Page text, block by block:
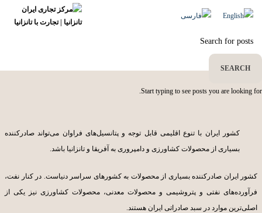
کشور ایران با تنوع اقلیمی قابل توجه و پتانسیل‌های فراوان می‌تواند صادرکننده
بسیاری از محصولات کشاورزی و دامپروری به آفریقا و تانزانیا باشد.
کشور ایران صادرکننده بسیاری از محصولات به کشورهای سراسر دنیاست. در کنار نفت،
فرآورده‌های نفتی و پتروشیمی و محصولات معدنی، محصولات کشاورزی نیز یکی از
اصلی‌ترین موارد در سبد صادراتی ایران هستند.
SEARCH
Start typing to see posts you are looking for.